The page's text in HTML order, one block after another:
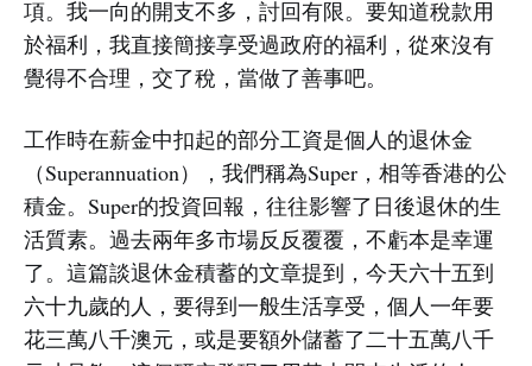
項。我一向的開支不多，討回有限。要知道稅款用
於福利，我直接簡接享受過政府的福利，從來沒有
覺得不合理，交了稅，當做了善事吧。
工作時在薪金中扣起的部分工資是個人的退休金
（Superannuation），我們稱為Super，相等香港的公
積金。Super的投資回報，往往影響了日後退休的生
活質素。過去兩年多市場反反覆覆，不虧本是幸運
了。這篇談退休金積蓄的文章提到，今天六十五到
六十九歲的人，要得到一般生活享受，個人一年要
花三萬八千澳元，或是要額外儲蓄了二十五萬八千